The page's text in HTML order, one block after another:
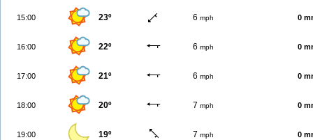
15:00 23º 6 mph 0
16:00 22º 6 mph 0
17:00 21º 6 mph 0
18:00 20º 7 mph 0
19:00 19º 7 mph 0